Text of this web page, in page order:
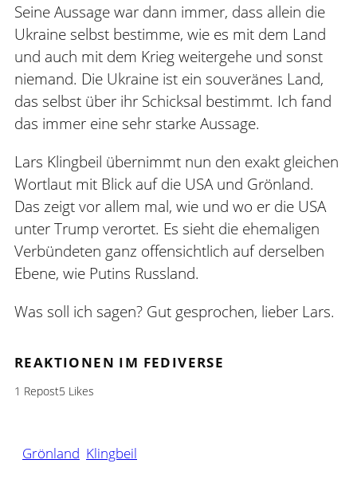
Seine Aussage war dann immer, dass allein die
Ukraine selbst bestimme, wie es mit dem Land
und auch mit dem Krieg weitergehe und sonst
niemand. Die Ukraine ist ein souveränes Land,
das selbst über ihr Schicksal bestimmt. Ich fand
das immer eine sehr starke Aussage.
Lars Klingbeil übernimmt nun den exakt gleichen
Wortlaut mit Blick auf die USA und Grönland.
Das zeigt vor allem mal, wie und wo er die USA
unter Trump verortet. Es sieht die ehemaligen
Verbündeten ganz offensichtlich auf derselben
Ebene, wie Putins Russland.
Was soll ich sagen? Gut gesprochen, lieber Lars.
REAKTIONEN IM FEDIVERSE
1 Repost5 Likes
Grönland Klingbeil